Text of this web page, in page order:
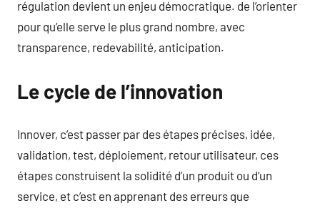
régulation devient un enjeu démocratique. de l’orienter
pour qu’elle serve le plus grand nombre, avec
transparence, redevabilité, anticipation.
Le cycle de l’innovation
Innover, c’est passer par des étapes précises, idée,
validation, test, déploiement, retour utilisateur, ces
étapes construisent la solidité d’un produit ou d’un
service, et c’est en apprenant des erreurs que